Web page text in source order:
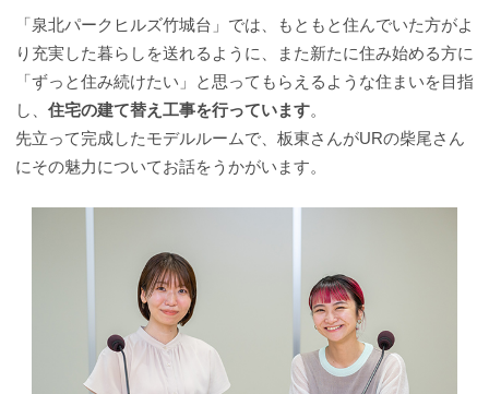
「泉北パークヒルズ竹城台」では、もともと住んでいた方がよ
り充実した暮らしを送れるように、また新たに住み始める方に
「ずっと住み続けたい」と思ってもらえるような住まいを目指
し、 住宅の建て替え工事を行っています。
先立って完成したモデルルームで、板東さんがURの柴尾さん
にその魅力についてお話をうかがいます。